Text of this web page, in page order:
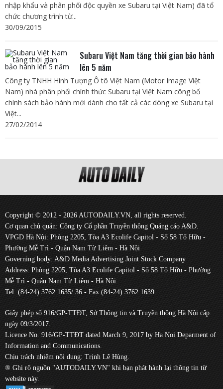
nhập khẩu và phân phối độc quyền xe Subaru tại Việt Nam) đã tổ
chức chương trình từ...
30/09/2015
Subaru Việt Nam tăng thời gian bảo hành
lên 5 năm
Công ty TNHH Hình Tượng Ô tô Việt Nam (Motor Image Việt
Nam) nhà phân phối chính thức Subaru tại Việt Nam công bố
chính sách bảo hành mới dành cho tất cả các dòng xe Subaru tại
Việt...
27/02/2014
Copyright © 2012 - 2026 AUTODAILY.VN, all rights reserved.
Cơ quan chủ quản: Công ty Cổ phần Truyền thông Quảng cáo A&D.
VPGD Hà Nội: Phòng 2205, Tòa A3 Ecolife Capitol - Số 58 Tố Hữu -
Phường Mễ Trì - Quận Nam Từ Liêm - Hà Nội
Governing body: A&D Media Advertising Joint Stock Company
Address: Phòng 2205, Tòa A3 Ecolife Capitol - Số 58 Tố Hữu - Phường
Mễ Trì - Quận Nam Từ Liêm - Hà Nội
Tel: (84-24) 3762 1635/ 36 - Fax:(84-24) 3762 1639.
Giấy phép số 916/GP-TTĐT, Sở Thông tin và Truyền thông Hà Nội cấp
ngày 09/3/2017.
Licence No. 916/GP-TTĐT dated March 9, 2017 by Ha Noi Deparment of
Information and Communications.
Chịu trách nhiệm nội dung: Trịnh Lê Hùng.
® Ghi rõ nguồn "AUTODAILY.VN" khi bạn phát hành lại thông tin từ
website này.